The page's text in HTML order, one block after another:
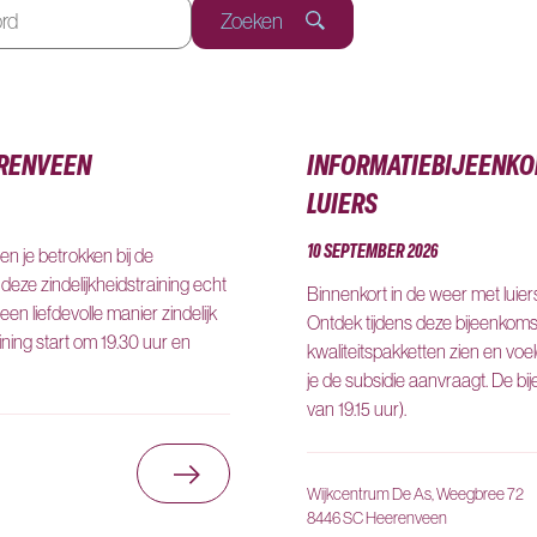
Zoeken
je betrokken bij de
zindelijkheidstraining echt
liefdevolle manier zindelijk
start om 19.30 uur en
Ga naar Zindelijkheidstraining
LUIERS
10 SEPTEMBER 2026
Binnenkort in de weer met
Ontdek tijdens deze
kwaliteitspakketten zien en
je de subsidie aanvraagt. De
van 19.15 uur).
Wijkcentrum De As, Weegbree 72
8446 SC Heerenveen